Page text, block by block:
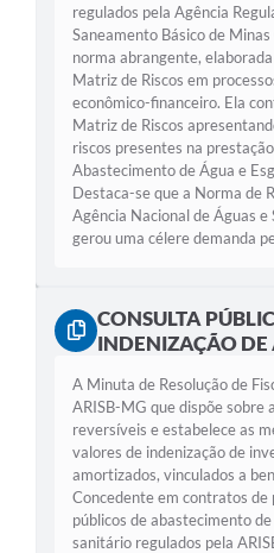
regulados pela Agência
Saneamento Básico de
norma abrangente,
Matriz de Riscos em
econômico-financeiro. Ela
Matriz de Riscos
riscos presentes na
Abastecimento de Água e
Destaca-se que a Norma de
Agência Nacional de Águas
gerou uma célere demanda
CONSULTA
INDENIZAÇÃO DE
A Minuta de Resolução de
ARISB-MG que dispõe sobre
reversíveis e estabelece as
valores de indenização de
amortizados, vinculados a
Concedente em contratos de
públicos de abastecimento
sanitário regulados pela